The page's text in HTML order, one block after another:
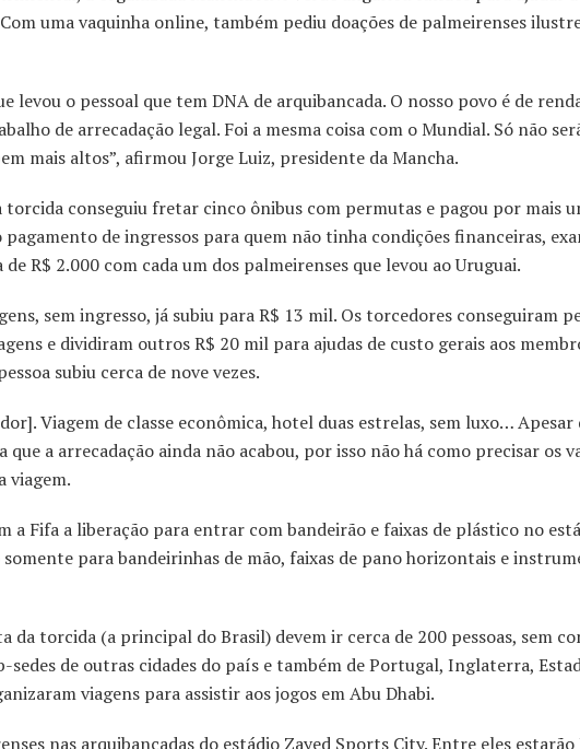
uma vaquinha online, também pediu doações de palmeirenses
levou o pessoal que tem DNA de arquibancada. O nosso povo é de
de arrecadação legal. Foi a mesma coisa com o Mundial. Só não
mais altos”, afirmou Jorge Luiz, presidente da Mancha.
torcida conseguiu fretar cinco ônibus com permutas e pagou por mais
de ingressos para quem não tinha condições financeiras,
R$ 2.000 com cada um dos palmeirenses que levou ao Uruguai.
sem ingresso, já subiu para R$ 13 mil. Os torcedores conseguiram
e dividiram outros R$ 20 mil para ajudas de custo gerais aos
subiu cerca de nove vezes.
Viagem de classe econômica, hotel duas estrelas, sem luxo…
que a arrecadação ainda não acabou, por isso não há como precisar os
viagem.
a Fifa a liberação para entrar com bandeirão e faixas de plástico no
para bandeirinhas de mão, faixas de pano horizontais e
da torcida (a principal do Brasil) devem ir cerca de 200 pessoas, sem
de outras cidades do país e também de Portugal, Inglaterra,
viagens para assistir aos jogos em Abu Dhabi.
nas arquibancadas do estádio Zayed Sports City. Entre eles